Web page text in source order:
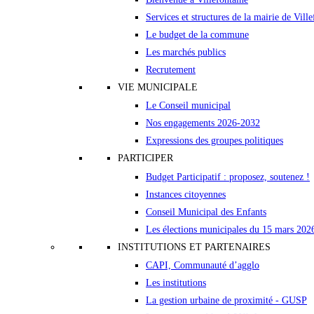
Services et structures de la mairie de
Le budget de la commune
Les marchés publics
Recrutement
VIE MUNICIPALE
Le Conseil municipal
Nos engagements 2026-2032
Expressions des groupes politiques
PARTICIPER
Budget Participatif : proposez, soutenez !
Instances citoyennes
Conseil Municipal des Enfants
Les élections municipales du 15 mars
INSTITUTIONS ET PARTENAIRES
CAPI, Communauté d’agglo
Les institutions
La gestion urbaine de proximité - GUSP